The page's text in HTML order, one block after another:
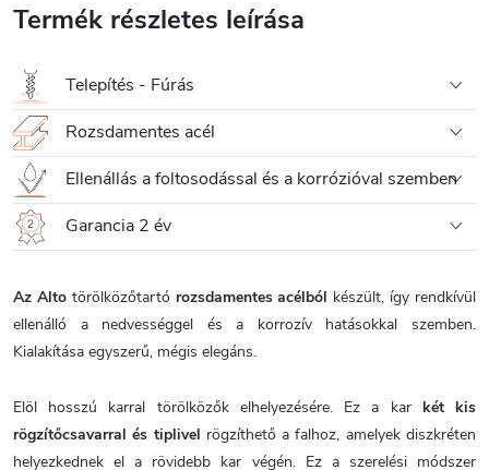
Termék részletes leírása
Telepítés - Fúrás
Rozsdamentes acél
Ellenállás a foltosodással és a korrózióval szemben
Garancia 2 év
Az Altotörölközőtartó rozsdamentes acélból készült, így rendkívül
ellenálló a nedvességgel és a korrozív hatásokkal szemben.
Kialakítása egyszerű, mégis elegáns.
Elöl hosszú karral törölközők elhelyezésére. Ez a kar két kis
rögzítőcsavarral és tiplivel rögzíthető a falhoz, amelyek diszkréten
helyezkednek el a rövidebb kar végén. Ez a szerelési módszer